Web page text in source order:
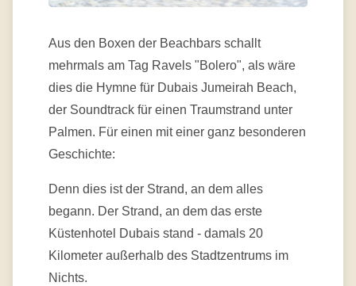
Aus den Boxen der Beachbars schallt
mehrmals am Tag Ravels "Bolero", als wäre
dies die Hymne für Dubais Jumeirah Beach,
der Soundtrack für einen Traumstrand unter
Palmen. Für einen mit einer ganz besonderen
Geschichte:
Denn dies ist der Strand, an dem alles
begann. Der Strand, an dem das erste
Küstenhotel Dubais stand - damals 20
Kilometer außerhalb des Stadtzentrums im
Nichts.